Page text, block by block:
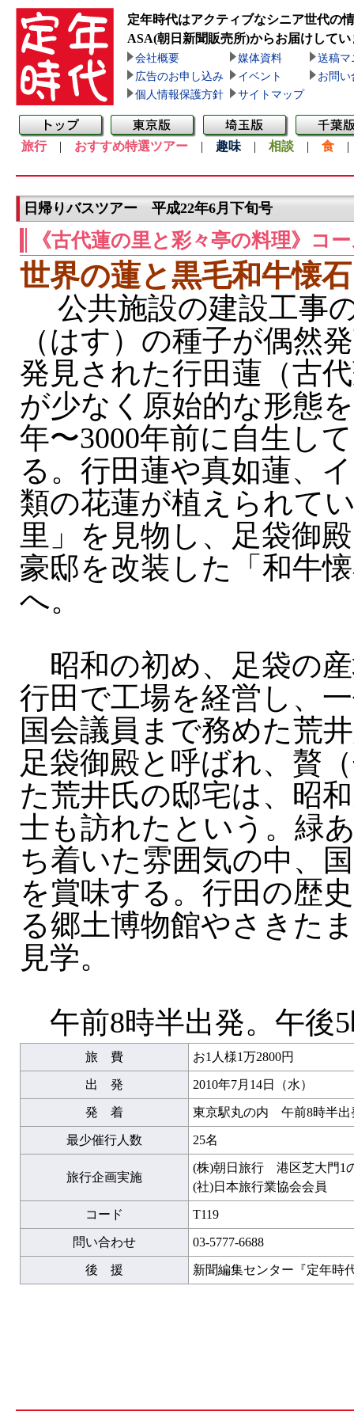
定年時代はアクティブなシニア世代の
ASA(朝日新聞販売所)からお届けしてい
会社概要 媒体資料
送稿マ
広告のお申し込み
イベント
お問い
個人情報保護方針
サイトマップ
旅行| おすすめ特選ツアー | 趣味 | 相談 | 食
日帰りバスツアー 平成22年6月下旬号
《古代蓮の里と彩々亭の料理》コ
世界の蓮と黒毛和牛懐石
公共施設の建設工事
（はす）の種子が偶然
発見された行田蓮（古
が少なく原始的な形態
年〜3000年前に自生し
る。行田蓮や真如蓮、
類の花蓮が植えられて
里」を見物し、足袋御
豪邸を改装した「和牛
へ。
昭和の初め、足袋の
行田で工場を経営し、
国会議員まで務めた荒
足袋御殿と呼ばれ、贅
た荒井氏の邸宅は、昭
士も訪れたという。緑
ち着いた雰囲気の中、
を賞味する。行田の歴
る郷土博物館やさきた
見学。
午前8時半出発。午後
旅 費 お1人様1万2800円
出 発 2010年7月14日（水）
発 着 東京駅丸の内 午前8時半出
最少催行人数 25名
旅行企画実施
(株)朝日旅行 港区芝大門1
(社)日本旅行業協会会員
コード T119
問い合わせ 03-5777-6688
後 援 新聞編集センター『定年時